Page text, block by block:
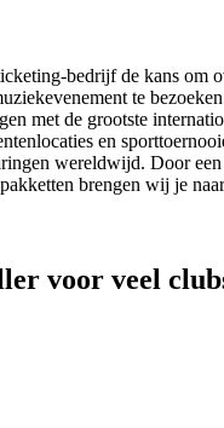
bedrijf de kans om
te
met de grootste
en
wereldwijd. Door
brengen wij je
voor veel